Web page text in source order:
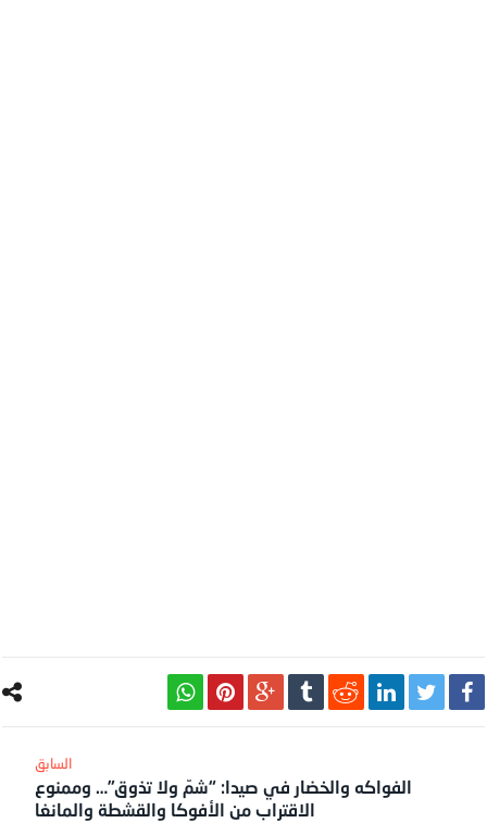
الفواكه والخضار في صيدا: “شمّ ولا تذوق”… وممنوع
الاقتراب من الأفوكا والقشطة والمانغا